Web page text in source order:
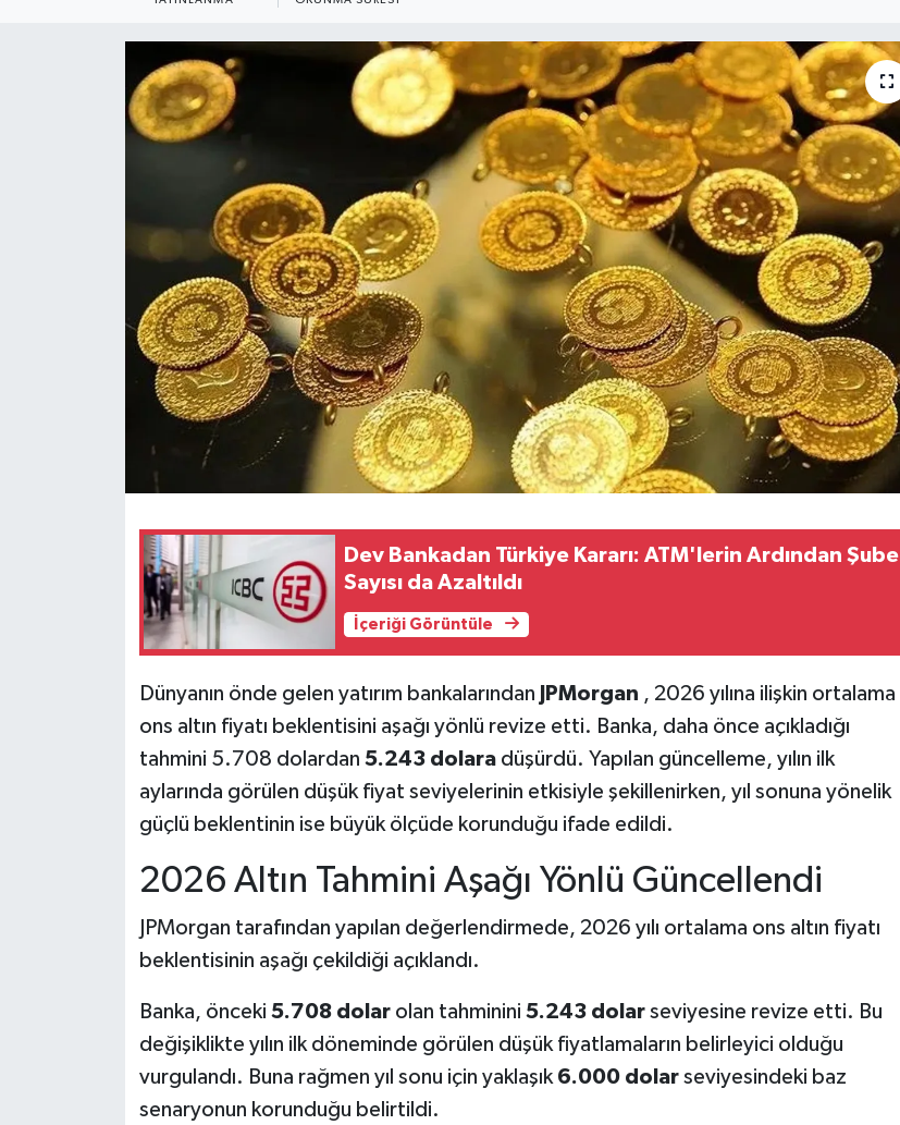
Dev Bankadan Türkiye Kararı: ATM'lerin Ardından Şube
Sayısı da Azaltıldı
İçeriği Görüntüle
Dünyanın önde gelen yatırım bankalarından JPMorgan , 2026 yılına ilişkin ortalama
ons altın fiyatı beklentisini aşağı yönlü revize etti. Banka, daha önce açıkladığı
tahmini 5.708 dolardan 5.243 dolaradüşürdü. Yapılan güncelleme, yılın ilk
aylarında görülen düşük fiyat seviyelerinin etkisiyle şekillenirken, yıl sonuna yönelik
güçlü beklentinin ise büyük ölçüde korunduğu ifade edildi.
2026 Altın Tahmini Aşağı Yönlü Güncellendi
JPMorgan tarafından yapılan değerlendirmede, 2026 yılı ortalama ons altın fiyatı
beklentisinin aşağı çekildiği açıklandı.
Banka, önceki 5.708 dolarolan tahminini 5.243 dolarseviyesine revize etti. Bu
değişiklikte yılın ilk döneminde görülen düşük fiyatlamaların belirleyici olduğu
vurgulandı. Buna rağmen yıl sonu için yaklaşık 6.000 dolarseviyesindeki baz
senaryonun korunduğu belirtildi.